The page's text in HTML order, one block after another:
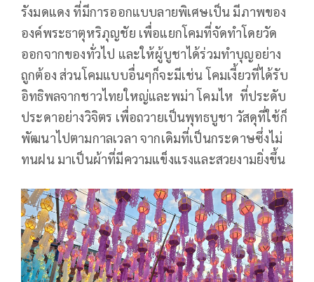
รังมดแดง ที่มีการออกแบบลายพิเศษเป็น มีภาพของ
องค์พระธาตุหริภุญชัย เพื่อแยกโคมที่จัดทำโดยวัด
ออกจากของทั่วไป และให้ผู้บูชาได้ร่วมทำบุญอย่าง
ถูกต้อง ส่วนโคมแบบอื่นๆก็จะมีเช่น โคมเงี้ยวที่ได้รับ
อิทธิพลจากชาวไทยใหญ่และพม่า โคมไห ที่ประดับ
ประดาอย่างวิจิตร เพื่อถวายเป็นพุทธบูชา วัสดุที่ใช้ก็
พัฒนาไปตามกาลเวลา จากเดิมที่เป็นกระดาษซึ่งไม่
ทนฝน มาเป็นผ้าที่มีความแข็งแรงและสวยงามยิ่งขึ้น